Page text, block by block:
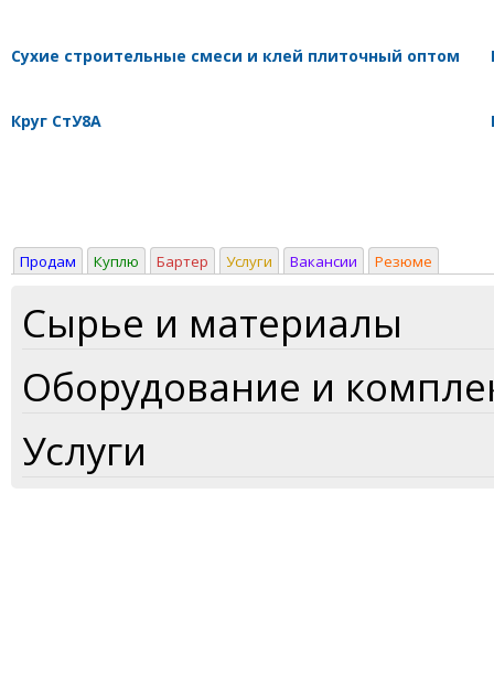
Сухие строительные смеси и клей плиточный оптом
Круг СтУ8А
Продам Куплю Бартер Услуги Вакансии Резюме
Сырье и материалы
Оборудование и
Услуги